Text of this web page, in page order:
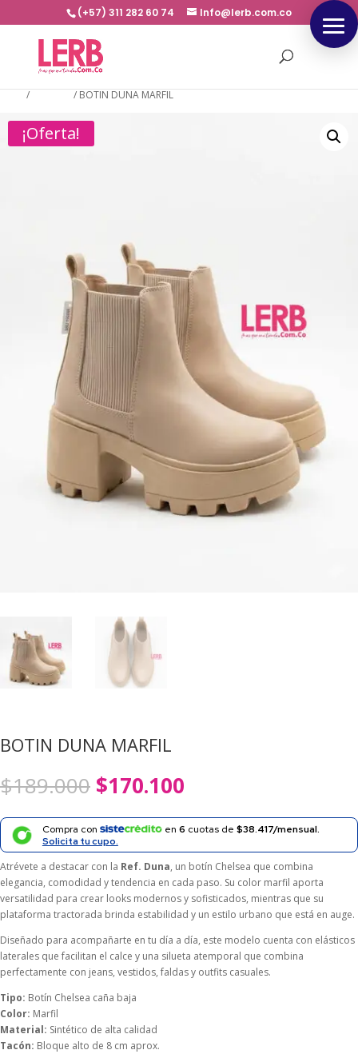
(+57) 311 282 60 74 Info@lerb.com.co
/ / BOTIN DUNA MARFIL
¡Oferta!
BOTIN DUNA MARFIL
$189.000 El
precio
original
era:
$189.000.
$170.100
actual
es:
$170.100.
Compra con en 6 cuotas de $38.417/mensual.
Solicita tu cupo.
Atrévete a destacar con la Ref. Duna, un botín Chelsea que combina
elegancia, comodidad y tendencia en cada paso. Su color marfil aporta
versatilidad para crear looks modernos y sofisticados, mientras que su
plataforma tractorada brinda estabilidad y un estilo urbano que está en auge.
Diseñado para acompañarte en tu día a día, este modelo cuenta con elásticos
laterales que facilitan el calce y una silueta atemporal que combina
perfectamente con jeans, vestidos, faldas y outfits casuales.
Tipo: Botín Chelsea caña baja
Color: Marfil
Material: Sintético de alta calidad
Tacón: Bloque alto de 8 cm aprox.